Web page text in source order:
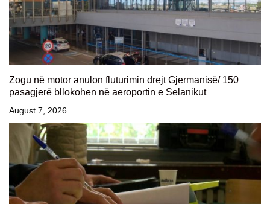
Zogu në motor anulon fluturimin drejt Gjermanisë/ 150
pasagjerë bllokohen në aeroportin e Selanikut
August 7, 2026